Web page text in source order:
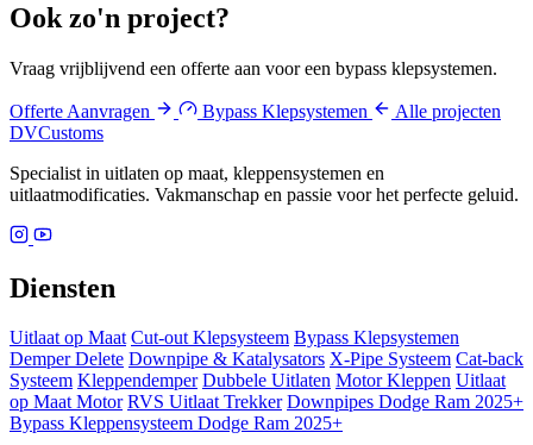
Ook zo'n project?
Vraag vrijblijvend een offerte aan voor een bypass klepsystemen.
Offerte Aanvragen Bypass Klepsystemen
Alle projecten
DVCustoms
Specialist in uitlaten op maat, kleppensystemen en
uitlaatmodificaties. Vakmanschap en passie voor het perfecte geluid.
Diensten
Uitlaat op Maat Cut-out Klepsysteem Bypass Klepsystemen
Demper Delete Downpipe & Katalysators X-Pipe Systeem Cat-back
Systeem Kleppendemper Dubbele Uitlaten Motor Kleppen Uitlaat
op Maat Motor RVS Uitlaat Trekker Downpipes Dodge Ram 2025+
Bypass Kleppensysteem Dodge Ram 2025+